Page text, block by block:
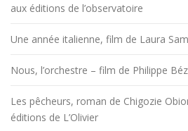
aux éditions de l’observatoire
Une année italienne, film de Laura
Nous, l’orchestre – film de Philippe
Les pêcheurs, roman de Chigozie
éditions de L’Olivier